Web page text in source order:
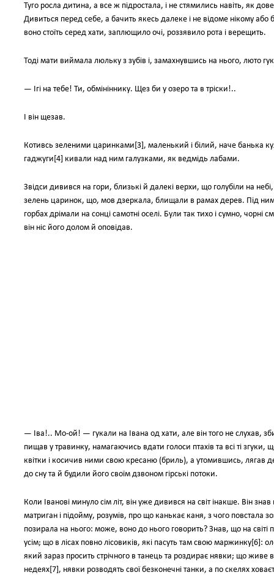
Туго росла дитина, а все ж підростала, і не стямились навіть, як
Дивиться перед себе, а бачить якесь далеке і не відоме нікому
воно стоїть серед хати, заплющило очі, роззявило рота і верещить.
Тоді мати виймала люльку з зубів і, замахнувшись на нього, люто
— Ігі на тебе! Ти, обмініннику. Щез би у озеро та в тріски!..
І він щезав.
Котивсь зеленими царинками[3], маленький і білий, наче банька
гаджуги[4] кивали над ним галузками, як ведмідь лабами.
Звідси дивився на гори, близькі й далекі верхи, що голубіли на
зелень царинок, що, мов дзеркала, блищали в рамах дерев. Під
горбах дрімали на сонці самотні оселі. Були так тихо і сумно,
він ніс його долом й оповідав.
— Іва!.. Мо-ой! — гукали на Івана од хати, але він того не слухав,
пищав у травинку, намагаючись вдати голоси птахів та всі ті згуки,
квітки і косичив ними свою кресаню (бриль), а утомившись, лягав
до сну та й будили його своїм дзвоном гірські потоки.
Коли Іванові минуло сім літ, він уже дивився на світ інакше. Він
матриган і підойму, розумів, про що канькає каня, з чого повстала
позирала на нього: може, воно до нього говорить? Знав, що на
усім; що в лісах повно лісовиків, які пасуть там свою маржинку[6]:
який зараз просить стрічного в танець та роздирає нявки; що живе
недеях[7], нявки розводять свої безконечні танки, а по скелях